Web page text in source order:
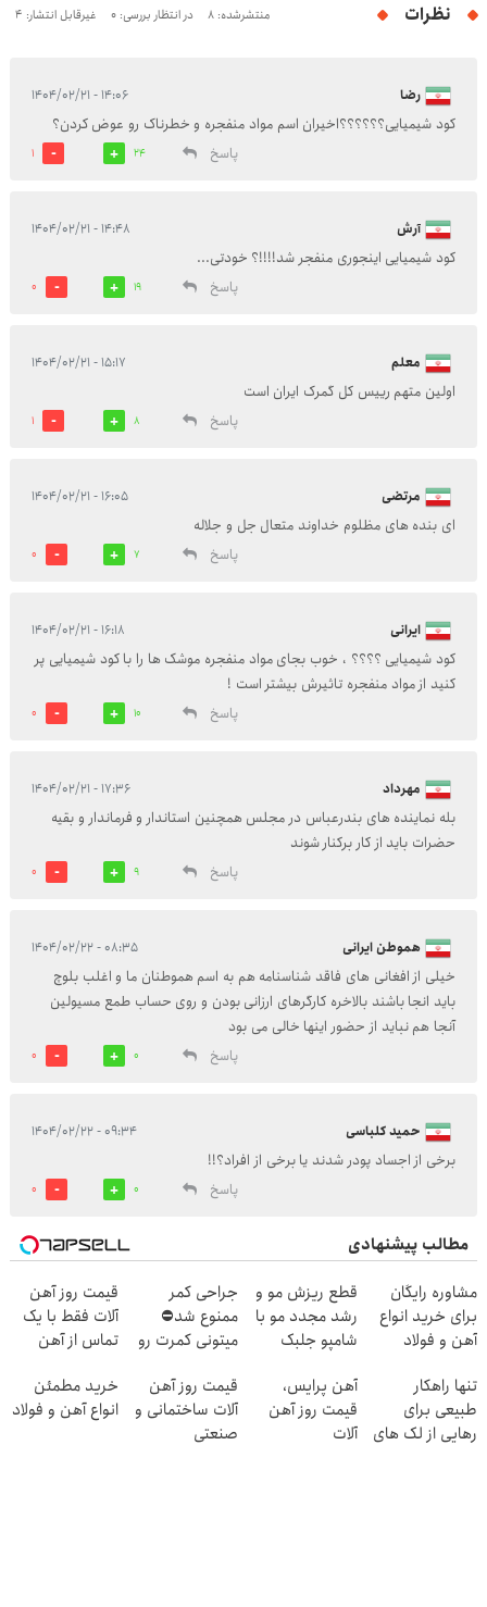
نظرات منتشرشده: 8 در انتظار بررسی: 0 غیرقابل انتشار: 4
رضا ۱۴:۰۶ - ۱۴۰۴/۰۲/۲۱
کود شیمیایی؟؟؟؟؟؟اخیران اسم مواد منفجره و خطرناک رو عوض کردن؟
پاسخ
24
1
آرش ۱۴:۴۸ - ۱۴۰۴/۰۲/۲۱
کود شیمیایی اینجوری منفجر شد!!!!؟ خودتی...
پاسخ
19
0
معلم ۱۵:۱۷ - ۱۴۰۴/۰۲/۲۱
اولین متهم رییس کل گمرک ایران است
پاسخ
8
1
مرتضی ۱۶:۰۵ - ۱۴۰۴/۰۲/۲۱
ای بنده های مظلوم خداوند متعال جل و جلاله
پاسخ
7
0
ایرانی ۱۶:۱۸ - ۱۴۰۴/۰۲/۲۱
کود شیمیایی ؟؟؟؟ ، خوب بجای مواد منفجره موشک ها را با کود شیمیایی پر
کنید از مواد منفجره تاثیرش بیشتر است !
پاسخ
10
0
مهرداد ۱۷:۳۶ - ۱۴۰۴/۰۲/۲۱
بله نماینده های بندرعباس در مجلس همچنین استاندار و فرماندار و بقیه
حضرات باید از کار برکنار شوند
پاسخ
9
0
هموطن ایرانی ۰۸:۳۵ - ۱۴۰۴/۰۲/۲۲
خیلی از افغانی های فاقد شناسنامه هم به اسم هموطنان ما و اغلب بلوچ
باید انجا باشند بالاخره کارگرهای ارزانی بودن و روی حساب طمع مسیولین
آنجا هم نباید از حضور اینها خالی می بود
پاسخ
0
0
حمید کلباسی ۰۹:۳۴ - ۱۴۰۴/۰۲/۲۲
برخی از اجساد پودر شدند یا برخی از افراد؟!!
پاسخ
0
0
مطالب پیشنهادی
مشاوره رایگان
برای خرید انواع
آهن و فولاد
قطع ریزش مو و
رشد مجدد مو با
شامپو جلبک
پوستی(هدیه)
جراحی کمر
ممنوع شد⛔
میتونی کمرت رو
کنی! 👈🏻
پرسش‌نامه
قیمت روز آهن
آلات فقط با یک
تماس از آهن
تنها راهکار
طبیعی برای
رهایی از لک های
آهن پرایس،
قیمت روز آهن
آلات
قیمت روز آهن
آلات ساختمانی و
صنعتی
خرید مطمئن
انواع آهن و فولاد